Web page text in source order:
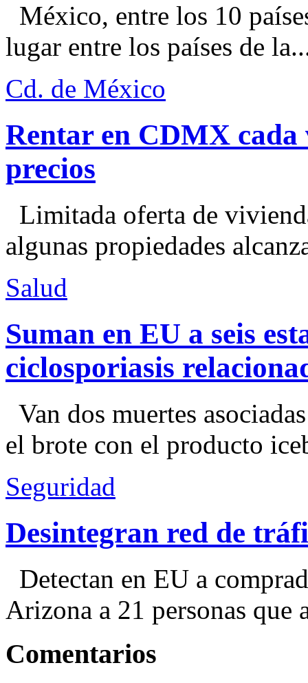
México, entre los 10
lugar entre los países de
Cd. de México
Rentar en CDMX cada
precios
Limitada oferta de
algunas propiedades
Salud
Suman en EU a seis
ciclosporiasis
Van dos muertes
el brote con el producto
Seguridad
Desintegran red de
Detectan en EU a
Arizona a 21 personas que
Comentarios